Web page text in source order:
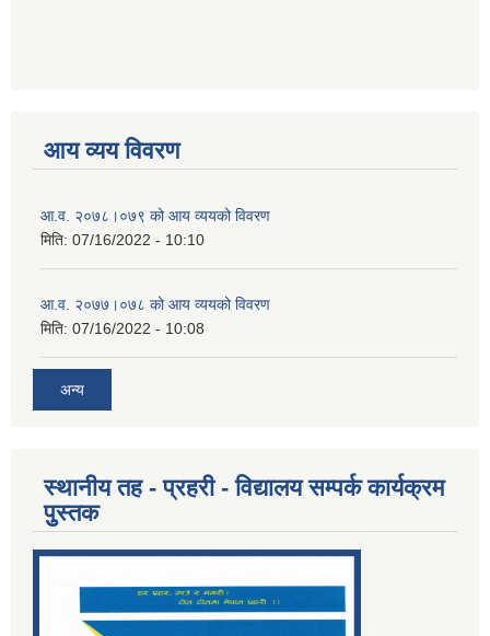
आय व्यय विवरण
आ.व. २०७८।०७९ को आय व्ययको विवरण
मिति: 07/16/2022 - 10:10
आ.व. २०७७।०७८ को आय व्ययको विवरण
मिति: 07/16/2022 - 10:08
अन्य
स्थानीय तह - प्रहरी - विद्यालय सम्पर्क कार्यक्रम
पुुस्तक